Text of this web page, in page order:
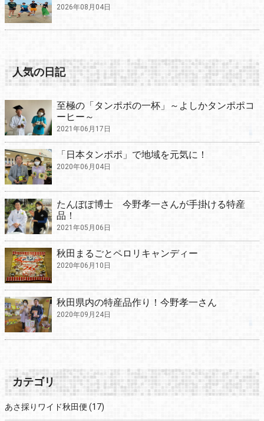
2026年08月04日
人気の日記
至極の「タンポポの一杯」～よしかタンポポコ
ーヒー～
2021年06月17日
「日本タンポポ」で地域を元気に！
2020年06月04日
たんぽぽ博士 今野孝一さんが手掛ける特産
品！
2021年05月06日
秋田まるごとペロリキャンディー
2020年06月10日
秋田県内の特産品作り！今野孝一さん
2020年09月24日
カテゴリ
あさ採りワイド秋田便 (17)